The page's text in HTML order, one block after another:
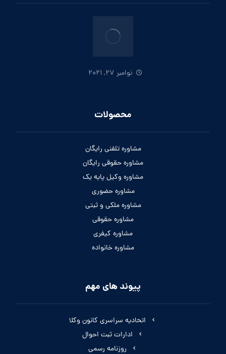
نوامبر 27, 2021
محصولات
مشاوره تلفنی رایگان
مشاوره حقوقی رایگان
مشاوره وکیل پایه یک
مشاوره حضوری
مشاوره ملکی و ثبتی
مشاوره حقوقی
مشاوره کیفری
مشاوره خانواده
پیوند های مهم
اتحادیه سراسری کانون وکلا
ادارات ثبت احوال
روزنامه رسمی